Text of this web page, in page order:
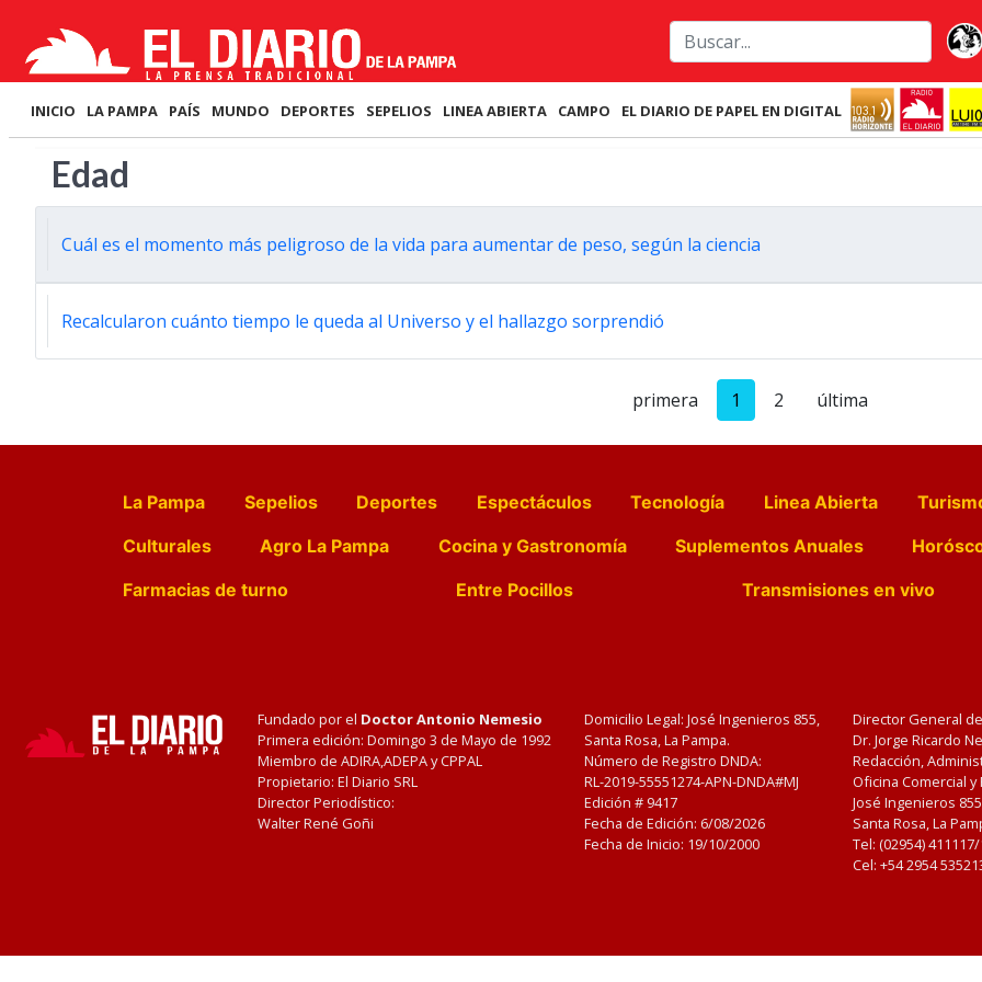
INICIO LA PAMPA PAÍS MUNDO DEPORTES SEPELIOS LINEA ABIERTA CAMPO EL DIARIO DE PAPEL EN DIGITAL
Edad
Cuál es el momento más peligroso de la vida para aumentar de peso, según la ciencia
Recalcularon cuánto tiempo le queda al Universo y el hallazgo sorprendió
primera 1 2 última
La Pampa Sepelios Deportes Espectáculos Tecnología Linea Abierta
Culturales
Agro La Pampa Cocina y Gastronomía Suplementos Anuales
Farmacias de turno
Entre Pocillos Transmisiones en vivo
Fundado por el Doctor Antonio Nemesio
Primera edición: Domingo 3 de Mayo de 1992
Miembro de ADIRA,ADEPA y CPPAL
Propietario: El Diario SRL
Director Periodístico:
Walter René Goñi
Domicilio Legal: José Ingenieros 855,
Santa Rosa, La Pampa.
Número de Registro DNDA:
RL-2019-55551274-APN-DNDA#MJ
Edición # 9417
Fecha de Edición: 6/08/2026
Fecha de Inicio: 19/10/2000
Director General
Dr. Jorge Ricardo
Redacción,
Oficina Comercial
José Ingenieros
Santa Rosa, La
Tel: (02954)
Cel: +54 2954